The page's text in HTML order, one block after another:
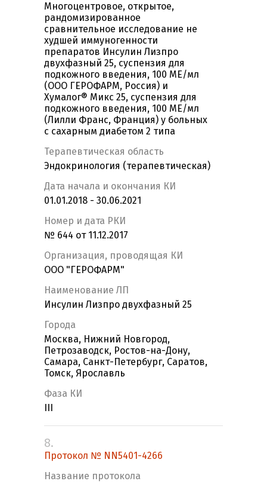
Многоцентровое, открытое,
рандомизированное
сравнительное исследование не
худшей иммуногенности
препаратов Инсулин Лизпро
двухфазный 25, суспензия для
подкожного введения, 100 МЕ/мл
(ООО ГЕРОФАРМ, Россия) и
Хумалог® Микс 25, суспензия для
подкожного введения, 100 МЕ/мл
(Лилли Франс, Франция) у больных
с сахарным диабетом 2 типа
Терапевтическая область
Эндокринология (терапевтическая)
Дата начала и окончания КИ
01.01.2018 - 30.06.2021
Номер и дата РКИ
№ 644 от 11.12.2017
Организация, проводящая КИ
ООО "ГЕРОФАРМ"
Наименование ЛП
Инсулин Лизпро двухфазный 25
Города
Москва, Нижний Новгород,
Петрозаводск, Ростов-на-Дону,
Самара, Санкт-Петербург, Саратов,
Томск, Ярославль
Фаза КИ
8.
Протокол № NN5401-4266
Название протокола